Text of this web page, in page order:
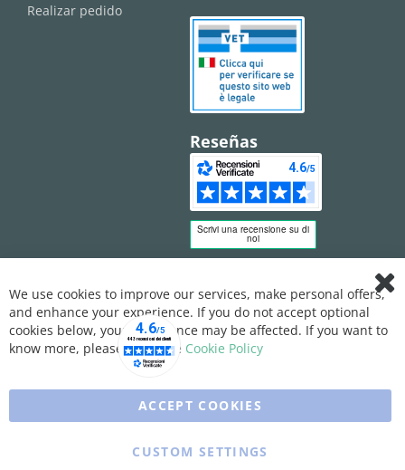
Realizar pedido
Reseñas
Bar
We use cookies to improve our services, make personal offers,
and enhance your experience. If you do not accept optional
cookies below, your experience may be affected. If you want to
know more, please, read the Cookie Policy
ACCEPT COOKIES
CUSTOM SETTINGS